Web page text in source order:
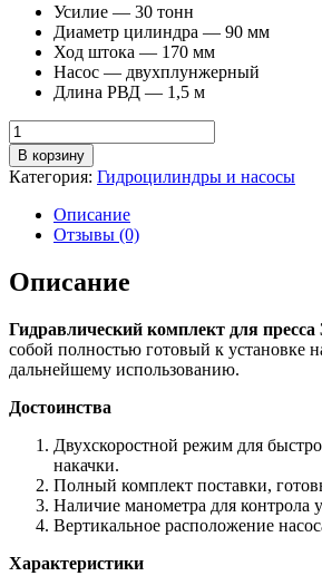
Усилие — 30 тонн
Диаметр цилиндра — 90 мм
Ход штока — 170 мм
Насос — двухплунжерный
Длина РВД — 1,5 м
Количество
товара
Гидравлический
комплект
пресса
т
В корзину
Категория: Гидроцилиндры и насосы
Описание
Отзывы (0)
Описание
Гидравлический комплект для пресса
собой полностью готовый к установке
дальнейшему использованию.
Достоинства
Двухскоростной режим для
накачки.
Полный комплект поставки,
Наличие манометра для контрола
Вертикальное расположение
Характеристики